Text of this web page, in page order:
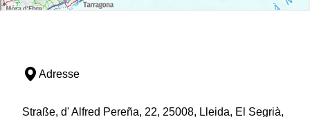
Adresse
Straße, d' Alfred Pereña, 22, 25008, Lleida, El Segrià,